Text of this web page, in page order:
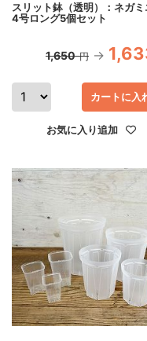
スリット鉢（透明）：ネガ
4号ロング5個セット
1,650 円
カートに入
お気に入り追加